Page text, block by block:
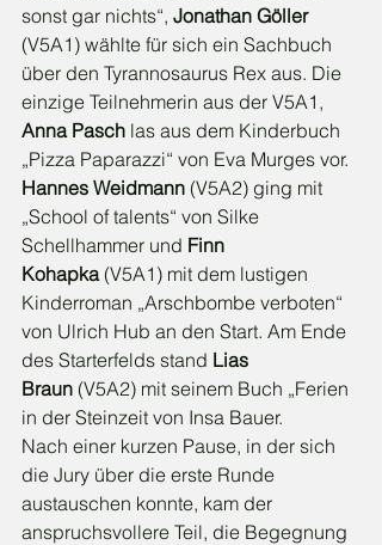
sonst gar nichts“, Jonathan Göller
(V5A1) wählte für sich ein Sachbuch
über den Tyrannosaurus Rex aus. Die
einzige Teilnehmerin aus der V5A1,
Anna Pasch las aus dem Kinderbuch
„Pizza Paparazzi“ von Eva Murges vor.
Hannes Weidmann (V5A2) ging mit
„School of talents“ von Silke
Schellhammer und Finn
Kohapka (V5A1) mit dem lustigen
Kinderroman „Arschbombe verboten“
von Ulrich Hub an den Start. Am Ende
des Starterfelds stand Lias
Braun (V5A2) mit seinem Buch „Ferien
in der Steinzeit von Insa Bauer.
Nach einer kurzen Pause, in der sich
die Jury über die erste Runde
austauschen konnte, kam der
anspruchsvollere Teil, die Begegnung